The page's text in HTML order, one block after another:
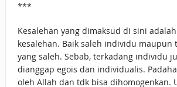
***
Kesalehan yang dimaksud di sini
kesalehan. Baik saleh individu maupun
yang saleh. Sebab, terkadang individu
dianggap egois dan individualis.
oleh Allah dan tdk bisa dihomogenkan.